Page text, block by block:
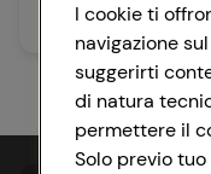
I cookie ti
navigazione
suggerirti
di natura
permettere il
Solo previo